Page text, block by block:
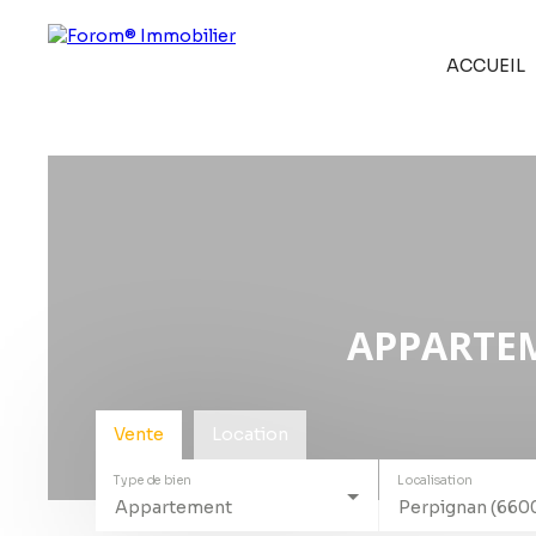
ACCUEIL
Vente Location
Appartement
Type de bien
Perpignan
Localisation